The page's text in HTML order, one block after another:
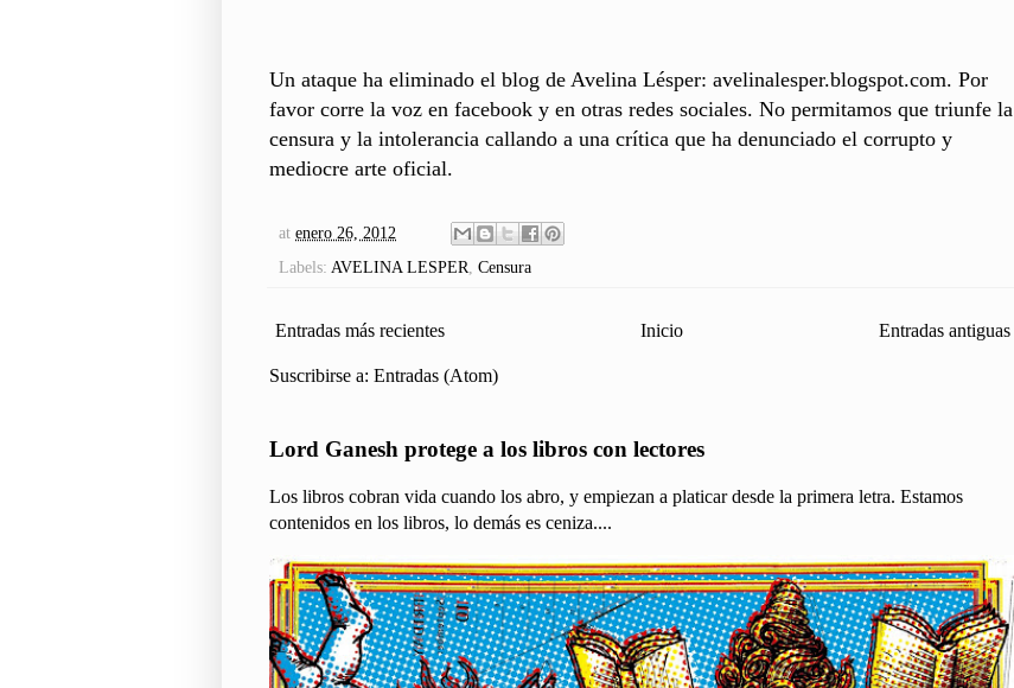
Un ataque ha eliminado el blog de Avelina Lésper: avelinalesper.blogspot.com. Por
favor corre la voz en facebook y en otras redes sociales. No permitamos que triunfe la
censura y la intolerancia callando a una crítica que ha denunciado el corrupto y
mediocre arte oficial.
at enero 26, 2012
Labels: AVELINA LESPER, Censura
Entradas más recientes Entradas antiguas
Inicio
Suscribirse a: Entradas (Atom)
Lord Ganesh protege a los libros con lectores
Los libros cobran vida cuando los abro, y empiezan a platicar desde la primera letra. Estamos
contenidos en los libros, lo demás es ceniza....